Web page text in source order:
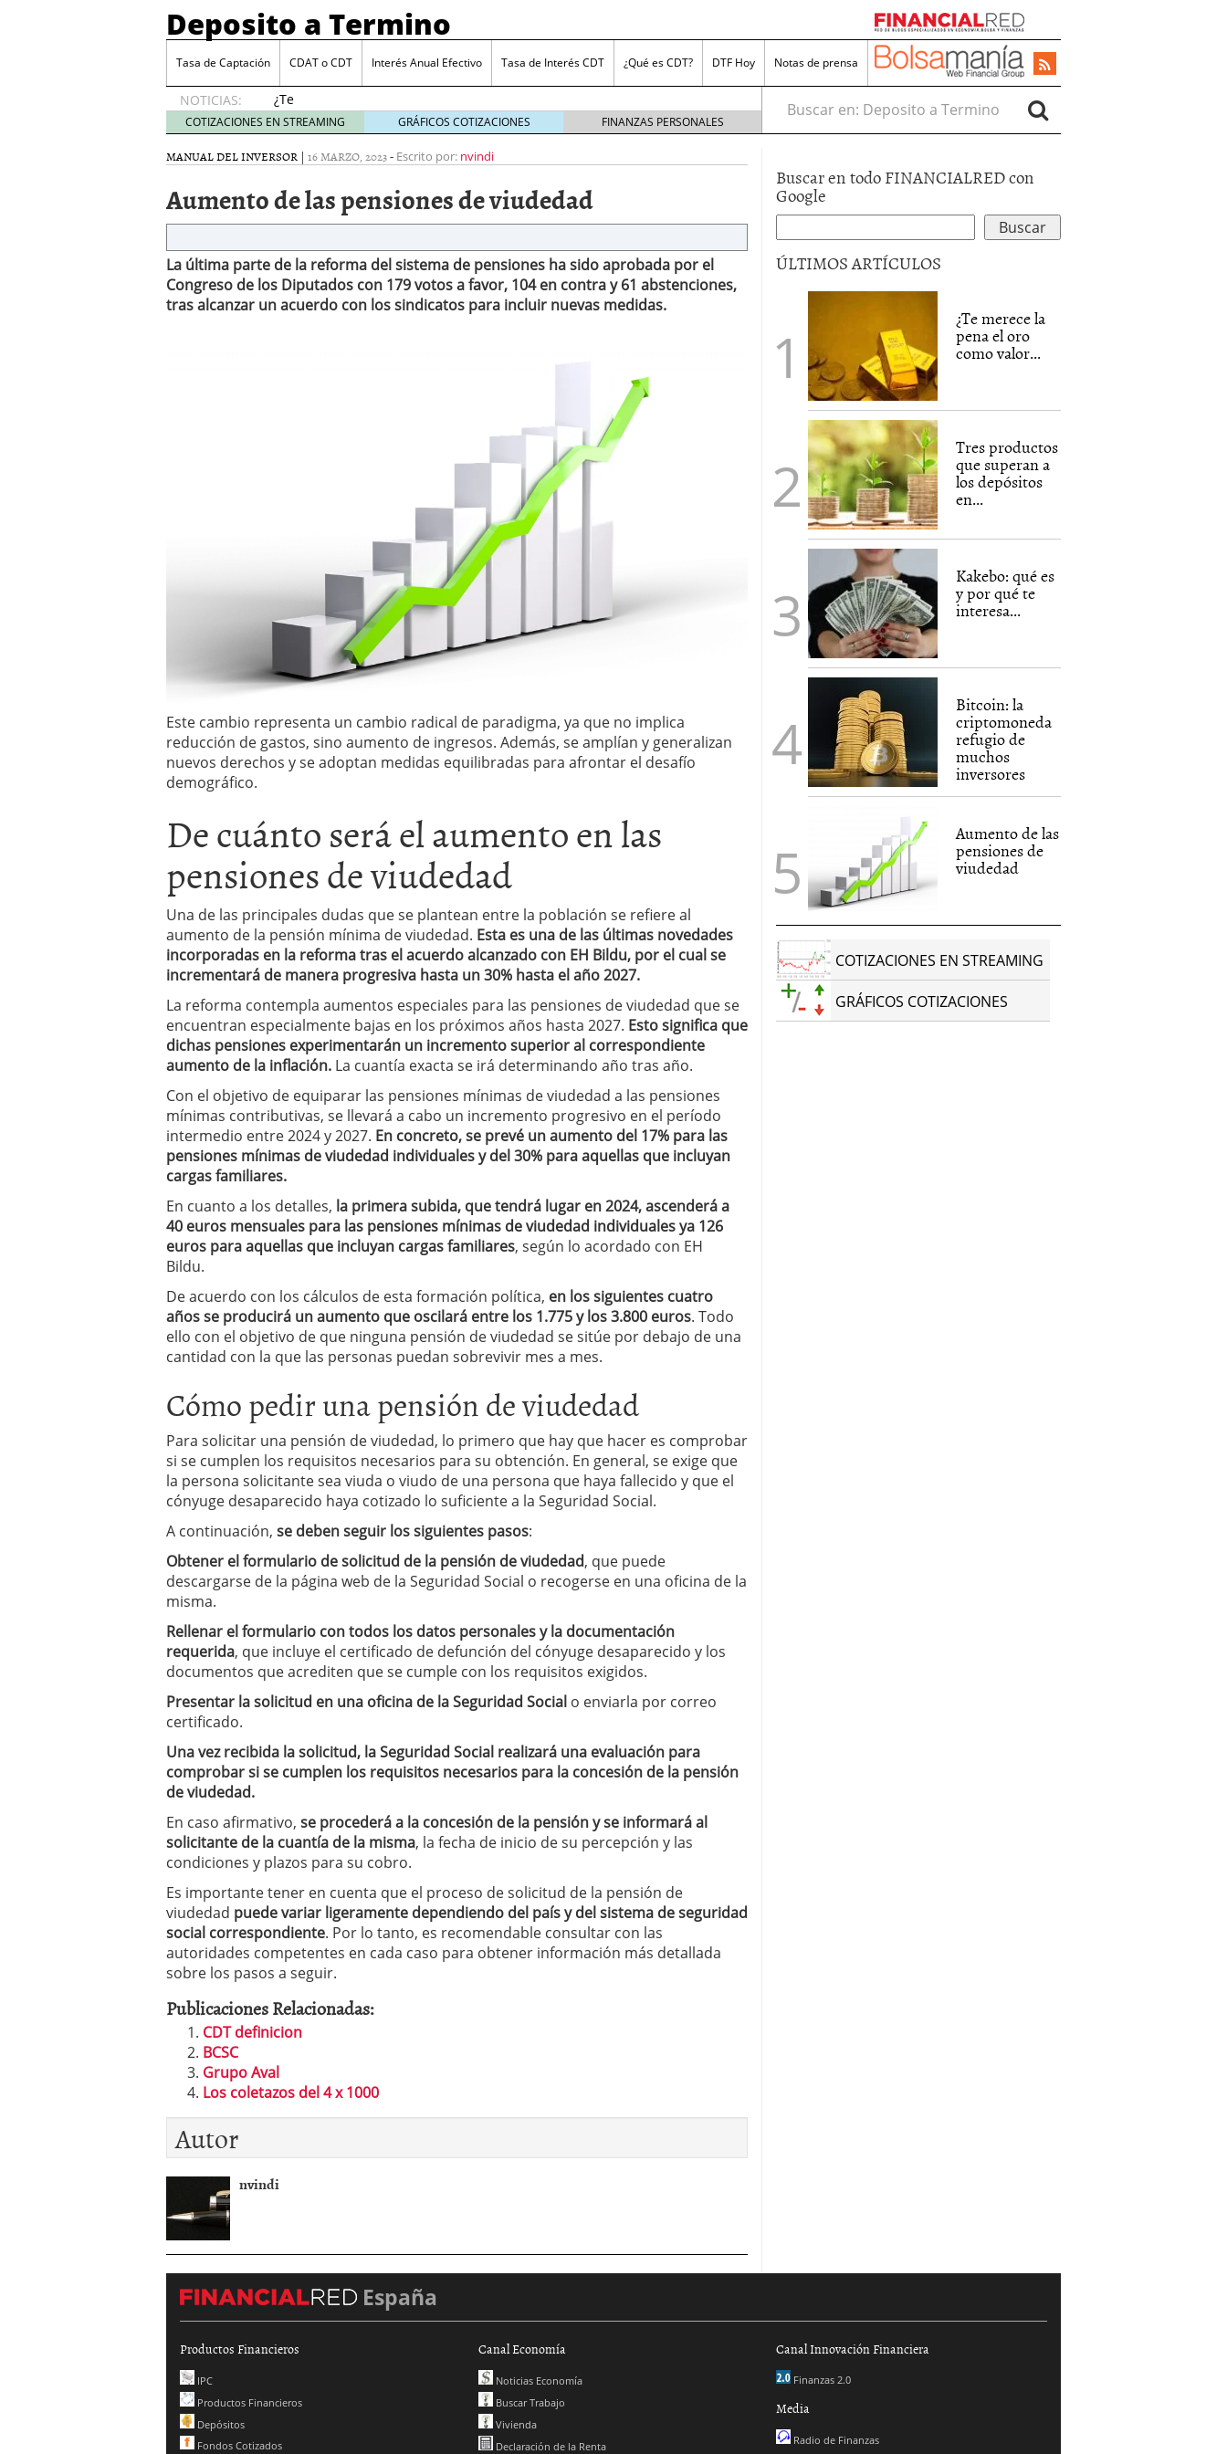
Deposito a Termino
Tasa de Captación CDAT o CDT Interés Anual Efectivo Tasa de Interés CDT ¿Qué es CDT? DTF Hoy Notas de prensa
NOTICIAS:
¿Te
merece
la pena
el oro
valor
refugio?
octubre
Tres productos que superan a los depósitos en 2024 octubre 25, 2024
Kakebo: qué es y por qué te interesa conocerlo octubre 11, 2024
Bitcoin: la criptomoneda refugio de muchos inversores marzo 27, 2023
Aumento de las pensiones de viudedad
COTIZACIONES EN STREAMING GRÁFICOS COTIZACIONES FINANZAS PERSONALES
Buscar en:
MANUAL DEL INVERSOR | 16 MARZO, 2023- Escrito por: nvindi
Aumento de las pensiones de viudedad
La última parte de la reforma del sistema de pensiones ha sido aprobada por el
Congreso de los Diputados con 179 votos a favor, 104 en contra y 61 abstenciones,
tras alcanzar un acuerdo con los sindicatos para incluir nuevas medidas.
Este cambio representa un cambio radical de paradigma, ya que no implica
reducción de gastos, sino aumento de ingresos. Además, se amplían y generalizan
nuevos derechos y se adoptan medidas equilibradas para afrontar el desafío
demográfico.
De cuánto será el aumento en las
pensiones de viudedad
Una de las principales dudas que se plantean entre la población se refiere al
aumento de la pensión mínima de viudedad. Esta es una de las últimas novedades
incorporadas en la reforma tras el acuerdo alcanzado con EH Bildu, por el cual se
incrementará de manera progresiva hasta un 30% hasta el año 2027.
La reforma contempla aumentos especiales para las pensiones de viudedad que se
encuentran especialmente bajas en los próximos años hasta 2027. Esto significa que
dichas pensiones experimentarán un incremento superior al correspondiente
aumento de la inflación. La cuantía exacta se irá determinando año tras año.
Con el objetivo de equiparar las pensiones mínimas de viudedad a las pensiones
mínimas contributivas, se llevará a cabo un incremento progresivo en el período
intermedio entre 2024 y 2027. En concreto, se prevé un aumento del 17% para las
pensiones mínimas de viudedad individuales y del 30% para aquellas que incluyan
cargas familiares.
En cuanto a los detalles, la primera subida, que tendrá lugar en 2024, ascenderá a
40 euros mensuales para las pensiones mínimas de viudedad individuales ya 126
euros para aquellas que incluyan cargas familiares, según lo acordado con EH
Bildu.
De acuerdo con los cálculos de esta formación política, en los siguientes cuatro
años se producirá un aumento que oscilará entre los 1.775 y los 3.800 euros. Todo
ello con el objetivo de que ninguna pensión de viudedad se sitúe por debajo de una
cantidad con la que las personas puedan sobrevivir mes a mes.
Cómo pedir una pensión de viudedad
Para solicitar una pensión de viudedad, lo primero que hay que hacer es comprobar
si se cumplen los requisitos necesarios para su obtención. En general, se exige que
la persona solicitante sea viuda o viudo de una persona que haya fallecido y que el
cónyuge desaparecido haya cotizado lo suficiente a la Seguridad Social.
A continuación, se deben seguir los siguientes pasos:
Obtener el formulario de solicitud de la pensión de viudedad, que puede
descargarse de la página web de la Seguridad Social o recogerse en una oficina de la
misma.
Rellenar el formulario con todos los datos personales y la documentación
requerida, que incluye el certificado de defunción del cónyuge desaparecido y los
documentos que acrediten que se cumple con los requisitos exigidos.
Presentar la solicitud en una oficina de la Seguridad Social o enviarla por correo
certificado.
Una vez recibida la solicitud, la Seguridad Social realizará una evaluación para
comprobar si se cumplen los requisitos necesarios para la concesión de la pensión
de viudedad.
En caso afirmativo, se procederá a la concesión de la pensión y se informará al
solicitante de la cuantía de la misma, la fecha de inicio de su percepción y las
condiciones y plazos para su cobro.
Es importante tener en cuenta que el proceso de solicitud de la pensión de
viudedad puede variar ligeramente dependiendo del país y del sistema de seguridad
social correspondiente. Por lo tanto, es recomendable consultar con las
autoridades competentes en cada caso para obtener información más detallada
sobre los pasos a seguir.
Publicaciones Relacionadas:
CDT definicion
BCSC
Grupo Aval
Los coletazos del 4 x 1000
Autor
nvindi
Buscar en todo FINANCIALRED con
Google
ÚLTIMOS ARTÍCULOS
¿Te merece la
pena el oro
como valor...
Tres productos
que superan a
los depósitos
en...
Kakebo: qué es
y por qué te
interesa...
Bitcoin: la
criptomoneda
refugio de
muchos
inversores
Aumento de las
pensiones de
viudedad
COTIZACIONES EN STREAMING
GRÁFICOS COTIZACIONES
España
Productos Financieros
IPC
Productos Financieros
Depósitos
Fondos Cotizados
Canal Economía
Noticias Economía
Buscar Trabajo
Vivienda
Declaración de la Renta
Canal Innovación Financiera
Finanzas 2.0
Media
Radio de Finanzas